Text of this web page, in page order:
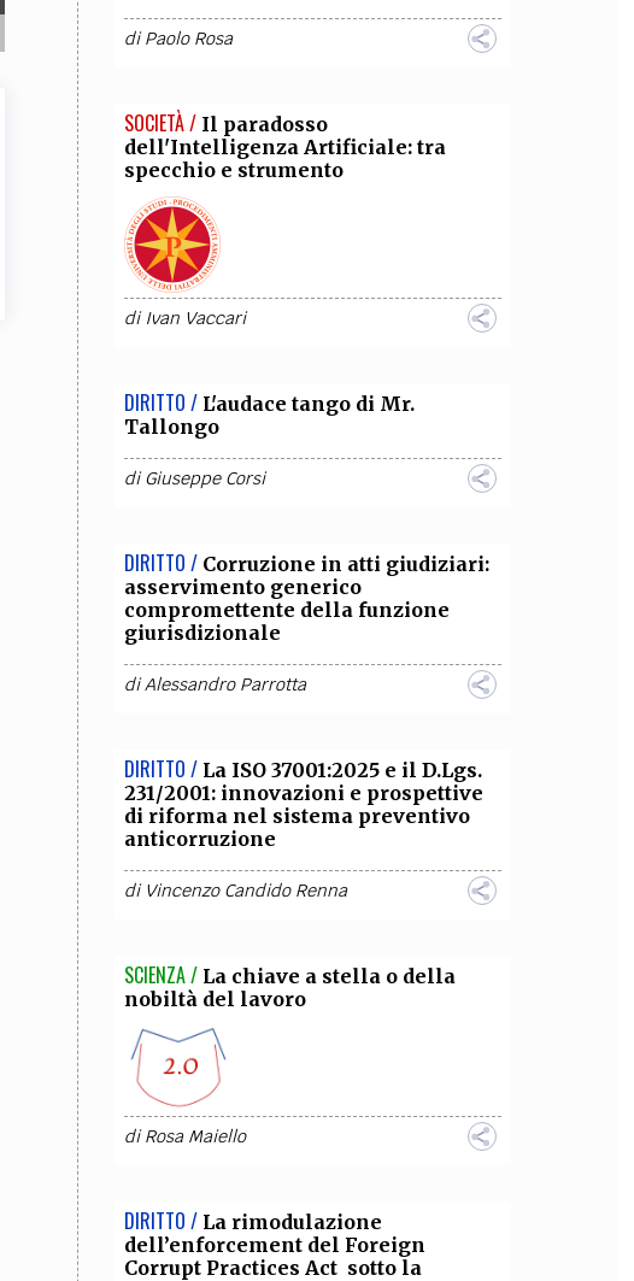
diPaolo Rosa
SOCIETÀ / Il paradosso
dell'Intelligenza Artificiale: tra
specchio e strumento
di Ivan Vaccari
DIRITTO / L'audace tango di Mr.
Tallongo
diGiuseppe Corsi
DIRITTO / Corruzione in atti giudiziari:
asservimento generico
compromettente della funzione
giurisdizionale
diAlessandro Parrotta
DIRITTO / La ISO 37001:2025 e il D.Lgs.
231/2001: innovazioni e prospettive
di riforma nel sistema preventivo
anticorruzione
di Vincenzo Candido Renna
SCIENZA / La chiave a stella o della
nobiltà del lavoro
diRosa Maiello
DIRITTO / La rimodulazione
dell’enforcement del Foreign
Corrupt Practices Act sotto la